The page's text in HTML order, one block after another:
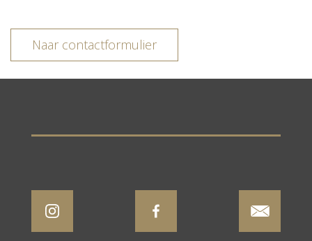
Naar contactformulier